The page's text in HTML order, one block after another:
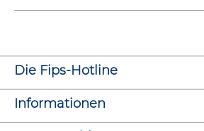
Die Fips-Hotline
Informationen